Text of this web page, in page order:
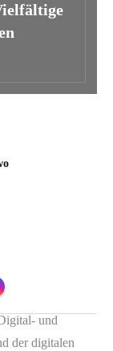
und
der digitalen